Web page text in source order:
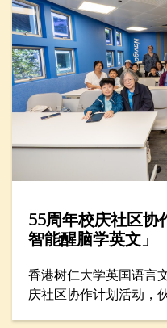
55周年校庆社区协
智能醒脑学英文」
香港树仁大学英国语言
庆社区协作计划活动，